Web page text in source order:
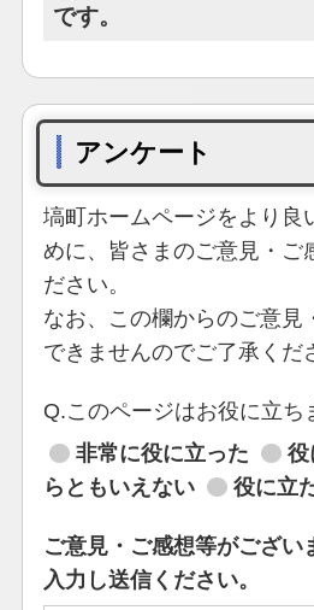
です。
アンケート
塙町ホームページをより良
めに、皆さまのご意見・ご
ださい。
なお、この欄からのご意見
できませんのでご了承くだ
Q.このページはお役に立ち
非常に役に立った
役
らともいえない
役に立
ご意見・ご感想等がござい
入力し送信ください。